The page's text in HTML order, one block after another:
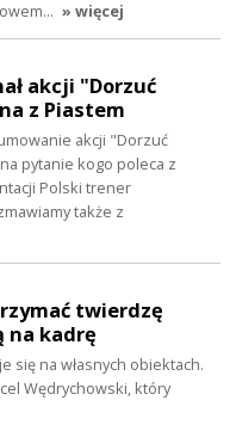
» więcej
akcji "Dorzuć
z Piastem
akcji "Dorzuć
pytanie kogo poleca z
Polski trener
także z
twierdzę
na kadrę
się na własnych obiektach.
Wędrychowski, który